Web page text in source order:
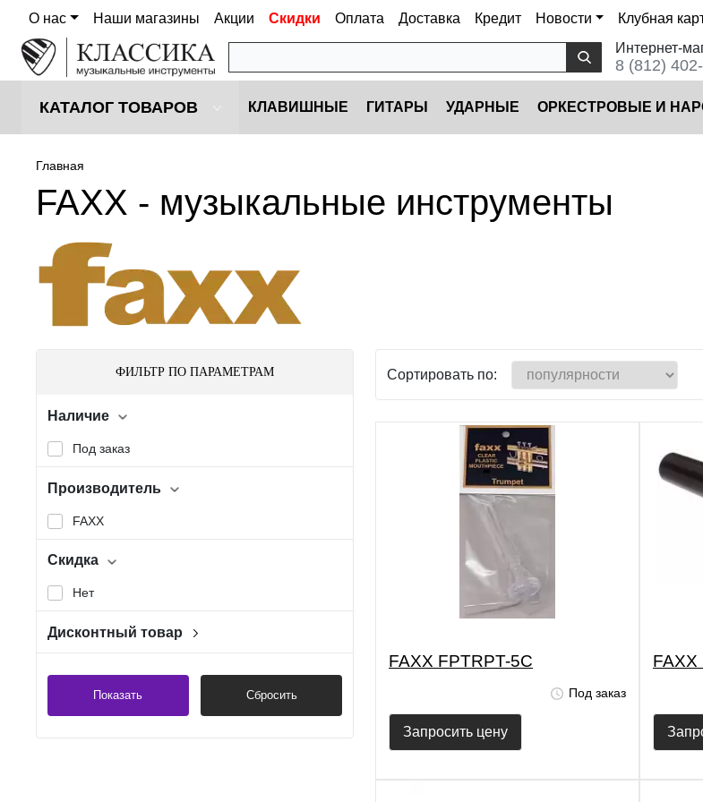
О нас Наши магазины Акции Скидки Оплата Доставка Кредит Новости Клубная
Интернет-
8 (812)
КАТАЛОГ ТОВАРОВ КЛАВИШНЫЕ ГИТАРЫ УДАРНЫЕ ОРКЕСТРОВЫЕ И
Главная
FAXX - музыкальные инструменты
ФИЛЬТР ПО ПАРАМЕТРАМ
Наличие
Под заказ
Производитель
FAXX
Скидка
Нет
Дисконтный товар
Показать Сбросить
Сортировать по:
FAXX FPTRPT-5C
Под заказ
Запросить цену
FAXX